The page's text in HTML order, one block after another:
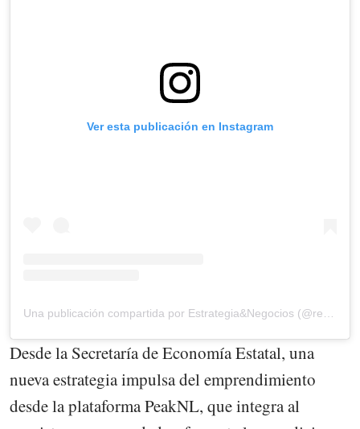
Ver esta publicación en Instagram
Desde la Secretaría de Economía Estatal, una
nueva estrategia impulsa del emprendimiento
desde la plataforma PeakNL, que integra al